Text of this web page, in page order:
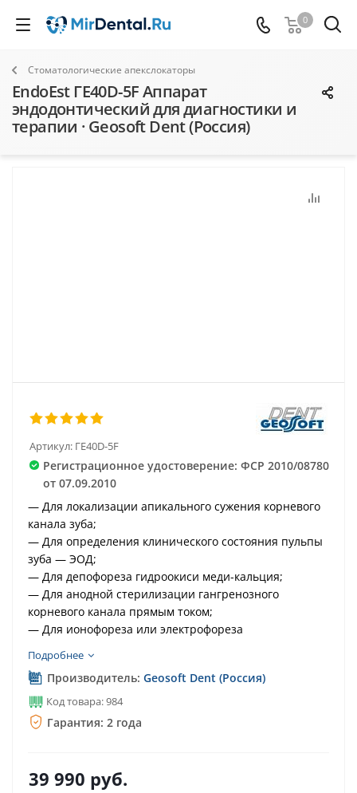
0
Стоматологические апекслокаторы
EndoEst ГЕ40D-5F Аппарат
эндодонтический для диагностики и
терапии · Geosoft Dent (Россия)
Артикул: ГЕ40D-5F
Регистрационное удостоверение: ФСР 2010/08780
от 07.09.2010
— Для локализации апикального сужения корневого
канала зуба;
— Для определения клинического состояния пульпы
зуба — ЭОД;
— Для депофореза гидроокиси меди-кальция;
— Для анодной стерилизации гангренозного
корневого канала прямым током;
— Для ионофореза или электрофореза
периодонте.
Подробнее
Производитель: Geosoft Dent (Россия)
Код товара: 984
Гарантия: 2 года
39 990 руб.